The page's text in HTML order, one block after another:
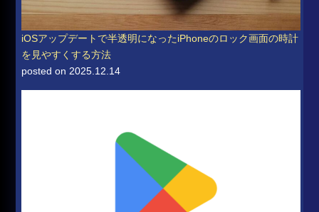
iOSアップデートで半透明になったiPhoneのロック画面の時計
を見やすくする方法
posted on 2025.12.14